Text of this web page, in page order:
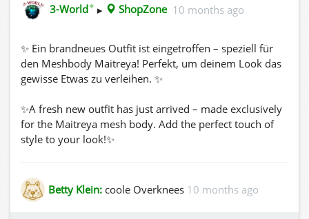
3-World✦ ▸ ShopZone 10 months ago
✨ Ein brandneues Outfit ist eingetroffen – speziell für
den Meshbody Maitreya! Perfekt, um deinem Look das
gewisse Etwas zu verleihen. ✨
✨A fresh new outfit has just arrived – made exclusively
for the Maitreya mesh body. Add the perfect touch of
style to your look!✨
Betty Klein: coole Overknees 10 months ago